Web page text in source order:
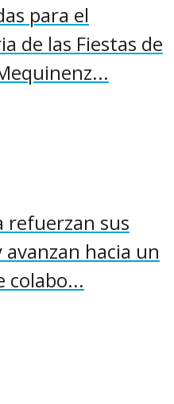
para el
de las Fiestas de
refuerzan sus
hacia un
colabo...